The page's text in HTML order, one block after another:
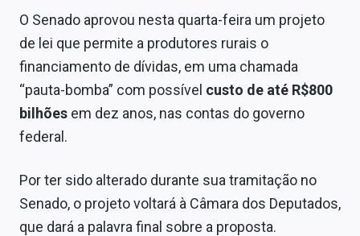
O Senado aprovou nesta quarta-feira um projeto
de lei que permite a produtores rurais o
financiamento de dívidas, em uma chamada
“pauta-bomba” com possível custo de até R$800
bilhões em dez anos, nas contas do governo
federal.
Por ter sido alterado durante sua tramitação no
Senado, o projeto voltará à Câmara dos Deputados,
que dará a palavra final sobre a proposta.